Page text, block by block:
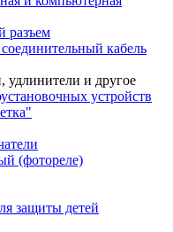
разъем
кабель
удлинители и другое
устройств
(фотореле)
защиты детей